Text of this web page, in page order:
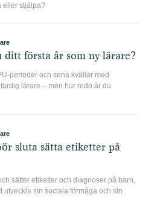
eller stjälpa?
första år som ny lärare?
perioder och sena kvällar med
lärare – men hur redo är du
sluta sätta etiketter på
sätter etiketter och diagnoser på barn,
utveckla sin sociala förmåga och sin